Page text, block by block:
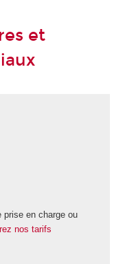
et
prise en charge ou
nos tarifs